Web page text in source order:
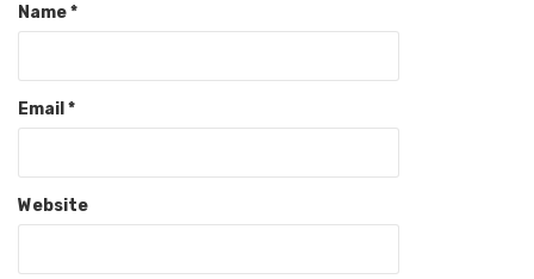
Name*
Email *
Website